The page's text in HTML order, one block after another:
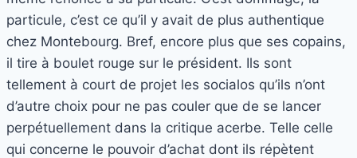
particule, c’est ce qu’il y avait de plus authentique
chez Montebourg. Bref, encore plus que ses copains,
il tire à boulet rouge sur le président. Ils sont
tellement à court de projet les socialos qu’ils n’ont
d’autre choix pour ne pas couler que de se lancer
perpétuellement dans la critique acerbe. Telle celle
qui concerne le pouvoir d’achat dont ils répètent